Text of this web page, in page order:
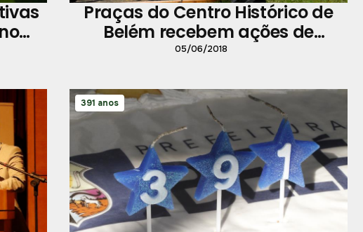
Praças do Centro Histórico de
Belém recebem ações de
melhorias
05/06/2018
391 anos